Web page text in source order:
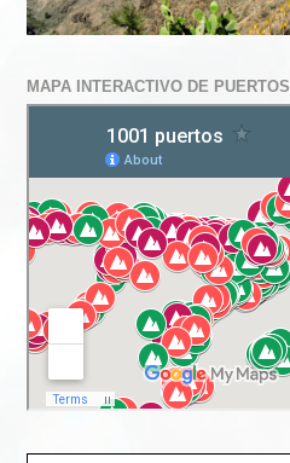
MAPA INTERACTIVO DE PUERTOS